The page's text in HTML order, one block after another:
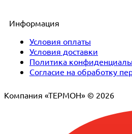
Информация
Условия оплаты
Условия доставки
Политика
Согласие на обработку
Компания «ТЕРМОН» © 2026